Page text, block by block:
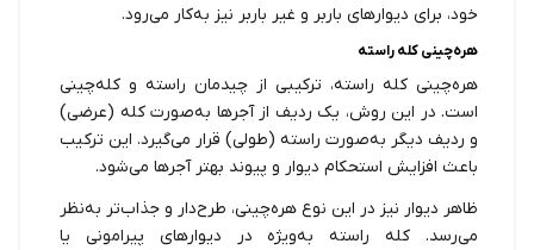
خود، برای دیوارهای باربر و غیر باربر نیز به‌کار می‌رود.
هره‌چینی کله راسته
هره‌چینی کله راسته، ترکیبی از چیدمان راسته و کله‌چینی
است. در این روش، یک ردیف از آجرها به‌صورت کله (عرضی)
و ردیف دیگر به‌صورت راسته (طولی) قرار می‌گیرد. این ترکیب
باعث افزایش استحکام دیوار و پیوند بهتر آجرها می‌شود.
ظاهر دیوار نیز در این نوع هره‌چینی، طرح‌دار و جذاب‌تر به‌نظر
می‌رسد. کله راسته به‌ویژه در دیوارهای پیرامونی یا